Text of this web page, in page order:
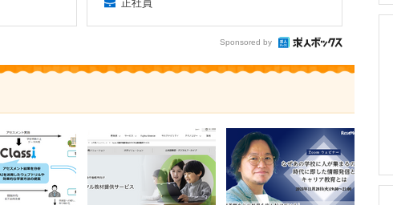
正社員
Sponsored by